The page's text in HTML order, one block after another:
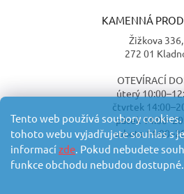
Tento web používá soubory
tohoto webu vyjadřujete souhlas s
informacízde. Pokud nebudete
funkce obchodu nebudou dostupné.
KAMENNÁ
Žižkova 336,
272 01
OTEVÍRACÍ
úterý
čtvrtek
pátek
sobota